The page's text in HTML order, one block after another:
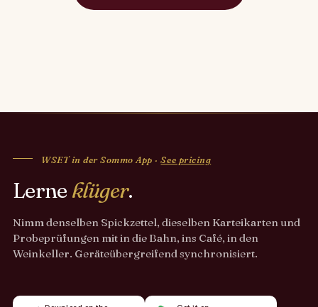
WSET in der Sommo App ·See pricing
Lerne klüger.
Nimm denselben Spickzettel, dieselben Karteikarten und
Probeprüfungen mit in die Bahn, ins Café, in den
Weinkeller. Geräteübergreifend synchronisiert.